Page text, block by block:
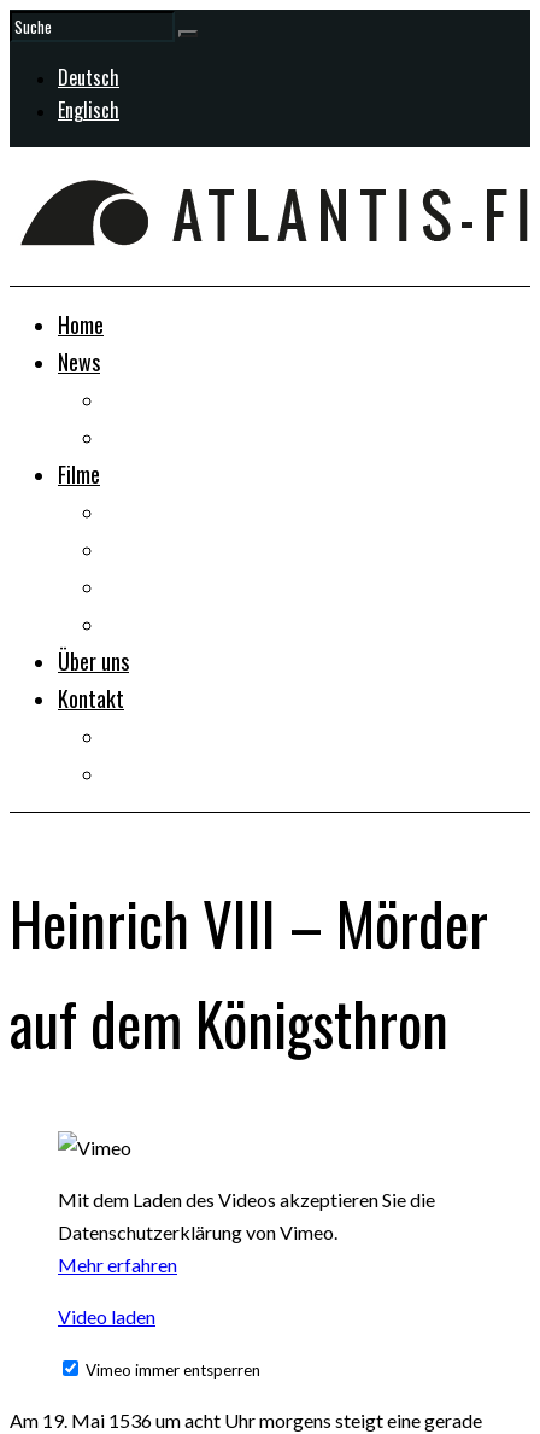
Deutsch
Englisch
Home
News
Filme
Über uns
Kontakt
Heinrich VIII – Mörder
auf dem Königsthron
Mit dem Laden des Videos akzeptieren Sie die
Datenschutzerklärung von Vimeo.
Mehr erfahren
Video laden
Vimeo immer entsperren
Am 19. Mai 1536 um acht Uhr morgens steigt eine gerade